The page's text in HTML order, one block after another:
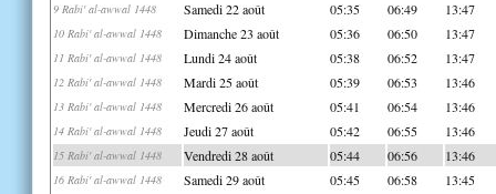
9 Rabi' al-awwal 1448 Samedi 22 août 05:35 06:49 13:47
10 Rabi' al-awwal 1448 Dimanche 23 août 05:36 06:50 13:47
11 Rabi' al-awwal 1448 Lundi 24 août 05:38 06:52 13:47
12 Rabi' al-awwal 1448 Mardi 25 août 05:39 06:53 13:46
13 Rabi' al-awwal 1448 Mercredi 26 août 05:41 06:54 13:46
14 Rabi' al-awwal 1448 Jeudi 27 août 05:42 06:55 13:46
15 Rabi' al-awwal 1448 Vendredi 28 août 05:44 06:56 13:46
16 Rabi' al-awwal 1448 Samedi 29 août 05:45 06:58 13:45